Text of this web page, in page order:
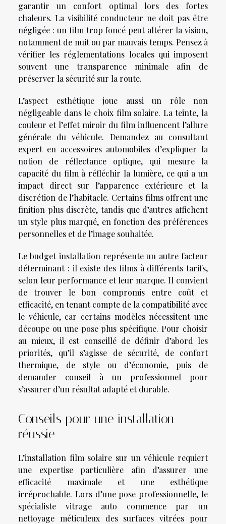
garantir un confort optimal lors des fortes
chaleurs. La visibilité conducteur ne doit pas être
négligée : un film trop foncé peut altérer la vision,
notamment de nuit ou par mauvais temps. Pensez à
vérifier les réglementations locales qui imposent
souvent une transparence minimale afin de
préserver la sécurité sur la route.
L’aspect esthétique joue aussi un rôle non
négligeable dans le choix film solaire. La teinte, la
couleur et l’effet miroir du film influencent l’allure
générale du véhicule. Demandez au consultant
expert en accessoires automobiles d’expliquer la
notion de réflectance optique, qui mesure la
capacité du film à réfléchir la lumière, ce qui a un
impact direct sur l’apparence extérieure et la
discrétion de l’habitacle. Certains films offrent une
finition plus discrète, tandis que d’autres affichent
un style plus marqué, en fonction des préférences
personnelles et de l’image souhaitée.
Le budget installation représente un autre facteur
déterminant : il existe des films à différents tarifs,
selon leur performance et leur marque. Il convient
de trouver le bon compromis entre coût et
efficacité, en tenant compte de la compatibilité avec
le véhicule, car certains modèles nécessitent une
découpe ou une pose plus spécifique. Pour choisir
au mieux, il est conseillé de définir d’abord les
priorités, qu’il s’agisse de sécurité, de confort
thermique, de style ou d’économie, puis de
demander conseil à un professionnel pour
s’assurer d’un résultat adapté et durable.
Conseils pour une installation
réussie
L’installation film solaire sur un véhicule requiert
une expertise particulière afin d’assurer une
efficacité maximale et une esthétique
irréprochable. Lors d’une pose professionnelle, le
spécialiste vitrage auto commence par un
nettoyage méticuleux des surfaces vitrées pour